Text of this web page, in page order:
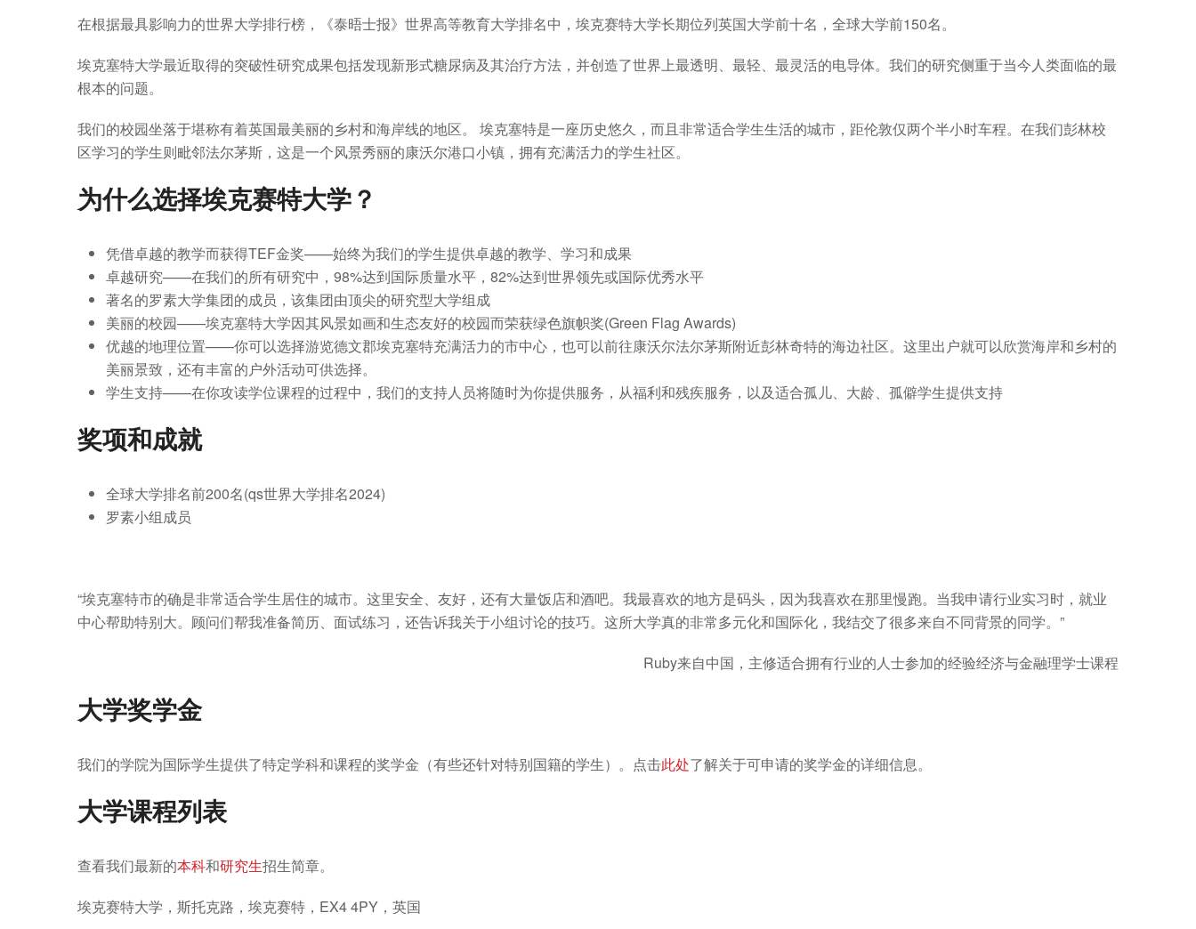
在根据最具影响力的世界大学排行榜，《泰晤士报》世界高等教育大学排名中，埃克赛特大学长期位列英国大学前十名，全球大学前150名。
埃克塞特大学最近取得的突破性研究成果包括发现新形式糖尿病及其治疗方法，并创造了世界上最透明、最轻、最灵活的电导体。我们的研究侧重于当今人类面临的最
根本的问题。
我们的校园坐落于堪称有着英国最美丽的乡村和海岸线的地区。 埃克塞特是一座历史悠久，而且非常适合学生生活的城市，距伦敦仅两个半小时车程。在我们彭林校
区学习的学生则毗邻法尔茅斯，这是一个风景秀丽的康沃尔港口小镇，拥有充满活力的学生社区。
为什么选择埃克赛特大学？
凭借卓越的教学而获得TEF金奖——始终为我们的学生提供卓越的教学、学习和成果
卓越研究——在我们的所有研究中，98%达到国际质量水平，82%达到世界领先或国际优秀水平
著名的罗素大学集团的成员，该集团由顶尖的研究型大学组成
美丽的校园——埃克塞特大学因其风景如画和生态友好的校园而荣获绿色旗帜奖(Green Flag Awards)
优越的地理位置——你可以选择游览德文郡埃克塞特充满活力的市中心，也可以前往康沃尔法尔茅斯附近彭林奇特的海边社区。这里出户就可以欣赏海岸和乡村的
美丽景致，还有丰富的户外活动可供选择。
学生支持——在你攻读学位课程的过程中，我们的支持人员将随时为你提供服务，从福利和残疾服务，以及适合孤儿、大龄、孤僻学生提供支持
奖项和成就
全球大学排名前200名(qs世界大学排名2024)
罗素小组成员
“埃克塞特市的确是非常适合学生居住的城市。这里安全、友好，还有大量饭店和酒吧。我最喜欢的地方是码头，因为我喜欢在那里慢跑。当我申请行业实习时，就业
中心帮助特别大。顾问们帮我准备简历、面试练习，还告诉我关于小组讨论的技巧。这所大学真的非常多元化和国际化，我结交了很多来自不同背景的同学。”
Ruby来自中国，主修适合拥有行业的人士参加的经验经济与金融理学士课程
大学奖学金
我们的学院为国际学生提供了特定学科和课程的奖学金（有些还针对特别国籍的学生）。点击此处了解关于可申请的奖学金的详细信息。
大学课程列表
查看我们最新的本科和研究生招生简章。
埃克赛特大学，斯托克路，埃克赛特，EX4 4PY，英国